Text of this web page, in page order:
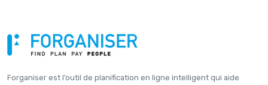
Forganiser est l’outil de planification en ligne intelligent qui aide